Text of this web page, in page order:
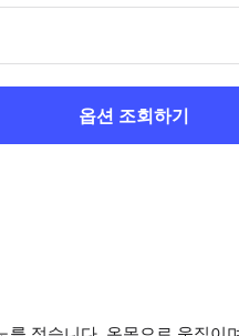
옵션 조회하기